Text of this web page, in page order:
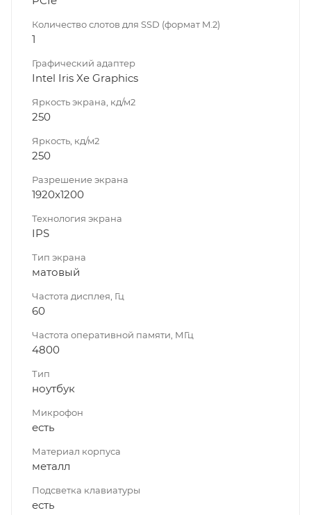
Количество слотов для SSD (формат M.2)
1
Графический адаптер
Intel Iris Xe Graphics
Яркость экрана, кд/м2
250
Яркость, кд/м2
250
Разрешение экрана
1920x1200
Технология экрана
IPS
Тип экрана
матовый
Частота дисплея, Гц
60
Частота оперативной памяти, МГц
4800
Тип
ноутбук
Микрофон
есть
Материал корпуса
металл
Подсветка клавиатуры
есть